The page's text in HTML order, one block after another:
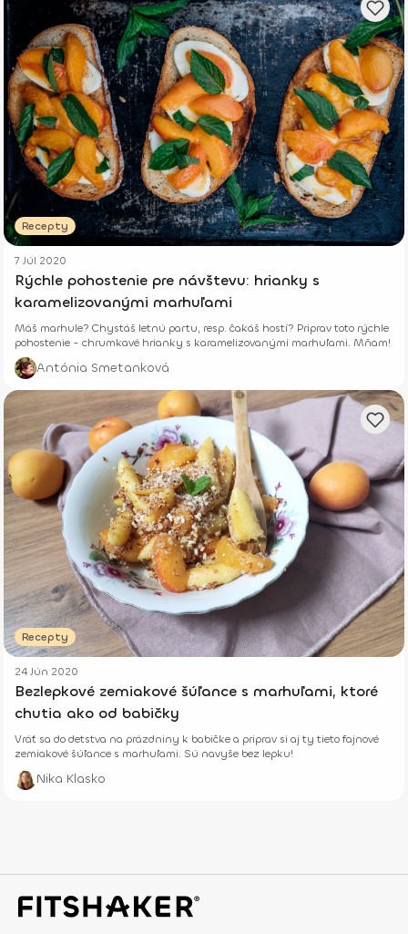
Recepty
7 Júl 2020
Rýchle pohostenie pre návštevu: hrianky s
karamelizovanými marhuľami
Máš marhule? Chystáš letnú partu, resp. čakáš hostí? Priprav toto rýchle
pohostenie - chrumkavé hrianky s karamelizovanými marhuľami. Mňam!
Antónia Smetanková
Recepty
24 Jún 2020
Bezlepkové zemiakové šúľance s marhuľami, ktoré
chutia ako od babičky
Vráť sa do detstva na prázdniny k babičke a priprav si aj ty tieto fajnové
zemiakové šúľance s marhuľami. Sú navyše bez lepku!
Nika Klasko